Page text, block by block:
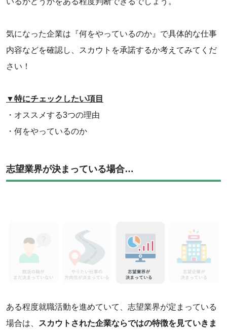
気になった企業は『何をやっているのか』で具体的な仕事
内容などを確認し、スカウトを承諾するか考えてみてくだ
さい！
▼特にチェックしたい項目
・オススメする3つの理由
・何をやっているのか
志望業界が決まっている場合…
ある程度就職活動を進めていて、志望業界が定まっている
場合は、
スカウトされた企業ならではの特徴を見ていきま